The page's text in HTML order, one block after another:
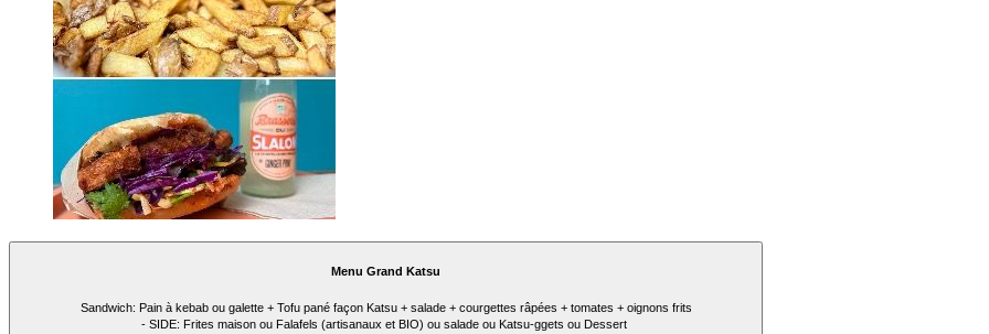
Menu Grand Katsu
Sandwich: Pain à kebab ou galette + Tofu pané façon Katsu + salade + courgettes râpées + tomates + oignons frits
- SIDE: Frites maison ou Falafels (artisanaux et BIO) ou salade ou Katsu-ggets ou Dessert